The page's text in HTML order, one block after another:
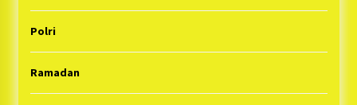
Polri
Ramadan